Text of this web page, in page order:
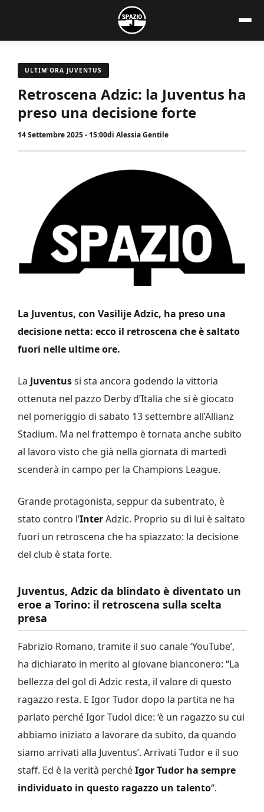
contenuto
ULTIM'ORA JUVENTUS
Retroscena Adzic: la Juventus ha
preso una decisione forte
14 Settembre 2025 - 15:00di Alessia Gentile
La Juventus, con Vasilije Adzic, ha preso una
decisione netta: ecco il retroscena che è saltato
fuori nelle ultime ore.
La Juventussi sta ancora godendo la vittoria
ottenuta nel pazzo Derby d’Italia che si è giocato
nel pomeriggio di sabato 13 settembre all’Allianz
Stadium. Ma nel frattempo è tornata anche subito
al lavoro visto che già nella giornata di martedì
scenderà in campo per la Champions League.
Grande protagonista, seppur da subentrato, è
stato contro l’InterAdzic. Proprio su di lui è saltato
fuori un retroscena che ha spiazzato: la decisione
del club è stata forte.
Juventus, Adzic da blindato è diventato un
eroe a Torino: il retroscena sulla scelta
presa
Fabrizio Romano, tramite il suo canale ‘YouTube’,
ha dichiarato in merito al giovane bianconero: “La
bellezza del gol di Adzic resta, il valore di questo
ragazzo resta. E Igor Tudor dopo la partita ne ha
parlato perché Igor Tudol dice: ‘è un ragazzo su cui
abbiamo iniziato a lavorare da subito, da quando
siamo arrivati alla Juventus’. Arrivati Tudor e il suo
staff. Ed è la verità perchéIgor Tudor ha sempre
individuato in questo ragazzo un talento“.